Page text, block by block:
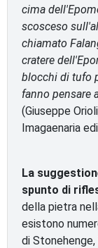
cima
scosceso
chiamato
cratere
blocchi di tufo
fanno pensare
(Giuseppe
Imagaenaria
La
spunto di
della pietra
esistono
di